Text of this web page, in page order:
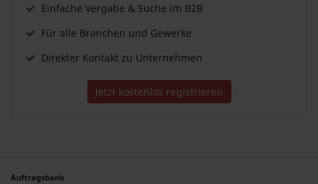
Einfache Vergabe & Suche im B2B
Für alle Branchen und Gewerke
Direkter Kontakt zu Unternehmen
Jetzt kostenlos registrieren
Auftragsbank